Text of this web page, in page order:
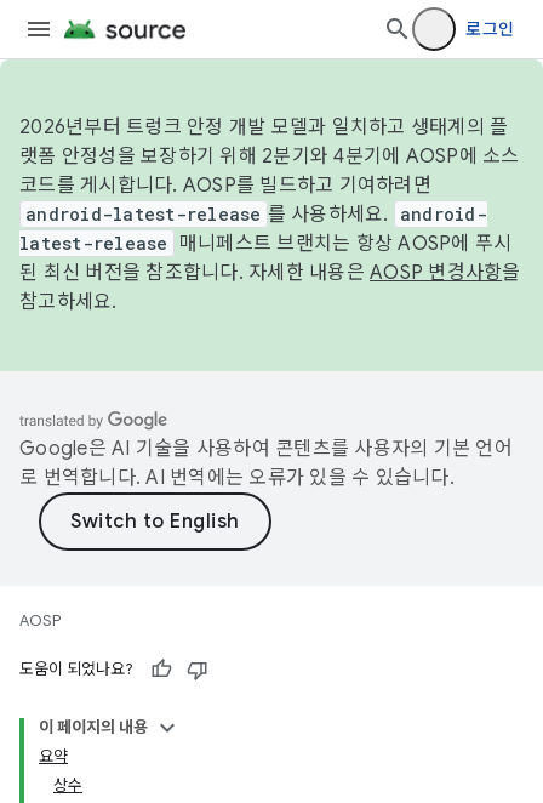
로그인
2026년부터 트렁크 안정 개발 모델과 일치하고 생태계의 플
랫폼 안정성을 보장하기 위해 2분기와 4분기에 AOSP에 소스
코드를 게시합니다. AOSP를 빌드하고 기여하려면
android-latest-release 를 사용하세요.
android-
latest-release
매니페스트 브랜치는 항상 AOSP에 푸시
된 최신 버전을 참조합니다. 자세한 내용은 AOSP 변경사항을
참고하세요.
Google은 AI 기술을 사용하여 콘텐츠를 사용자의 기본 언어
로 번역합니다. AI 번역에는 오류가 있을 수 있습니다.
AOSP
도움이 되었나요?
이 페이지의 내용
요약
상수